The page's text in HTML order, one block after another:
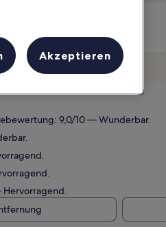
Wochenende
- 9. Aug.
9,0/10 — Wunderbar.
Akzeptieren